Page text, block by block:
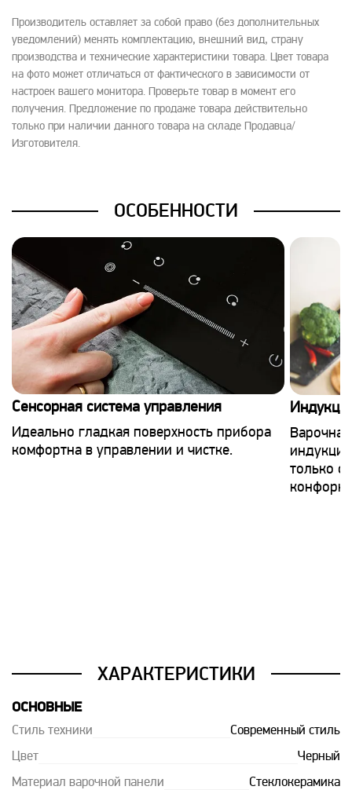
Производитель оставляет за собой право (без дополнительных
уведомлений) менять комплектацию, внешний вид, страну
производства и технические характеристики товара. Цвет товара
на фото может отличаться от фактического в зависимости от
настроек вашего монитора. Проверьте товар в момент его
получения. Предложение по продаже товара действительно
только при наличии данного товара на складе Продавца/
Изготовителя.
ОСОБЕННОСТИ
Сенсорная система управления
Идеально гладкая поверхность прибора
комфортна в управлении и чистке.
только
ХАРАКТЕРИСТИКИ
ОСНОВНЫЕ
Стиль техники Современный стиль
Цвет Черный
Материал варочной панели Стеклокерамика